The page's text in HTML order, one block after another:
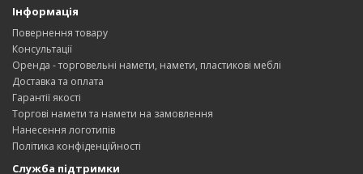
Інформація
Повернення товару
Консультації
Оренда - торговельні намети, намети, пластикові меблі
Доставка та оплата
Гарантії якості
Торгові намети та намети на замовлення
Нанесення логотипів
Політика конфіденційності
Служба підтримки